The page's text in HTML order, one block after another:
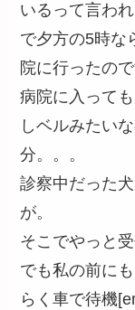
いるって言わ
で夕方の5時な
院に行ったので
病院に入って
しベルみたい
分。。。
診察中だった
が。
そこでやっと
でも私の前に
らく車で待機